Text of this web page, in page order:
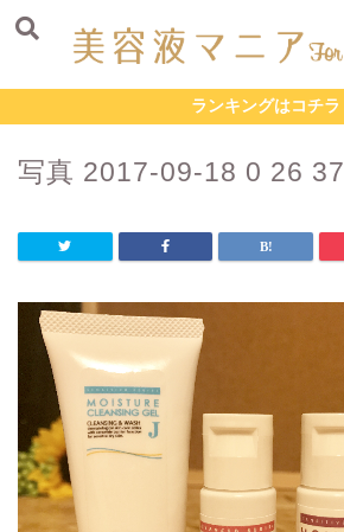
ランキングはコチラ
写真 2017-09-18 0 26 37